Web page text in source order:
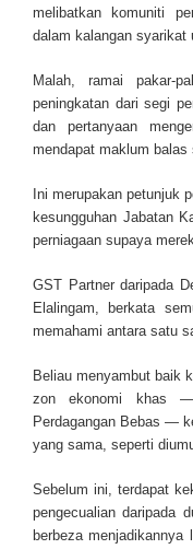
melibatkan komuniti
dalam kalangan syarikat
Malah, ramai pakar-
peningkatan dari segi
dan pertanyaan
mendapat maklum balas
Ini merupakan petunjuk
kesungguhan Jabatan
perniagaan supaya
GST Partner daripada
Elalingam, berkata
memahami antara satu
Beliau menyambut baik
zon ekonomi khas
Perdagangan Bebas —
yang sama, seperti
Sebelum ini, terdapat
pengecualian daripada
berbeza menjadikannya